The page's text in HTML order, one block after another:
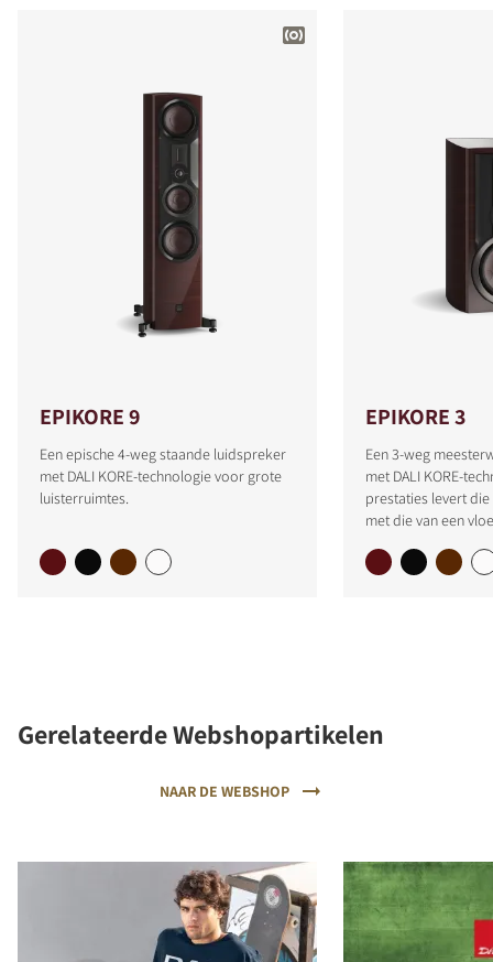
EPIKORE 9
Een epische 4-weg staande luidspreker
met DALI KORE-technologie voor grote
luisterruimtes.
EPIKORE 3
Een 3-weg
met DALI KORE-
prestaties levert
met die van een
Gerelateerde Webshopartikelen
NAAR DE WEBSHOP